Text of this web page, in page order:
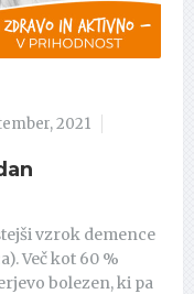
2021
vzrok demence
Več kot 60 %
bolezen, ki pa